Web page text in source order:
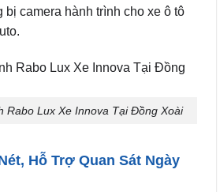
bị camera hành trình cho xe ô tô
Rabo Lux Xe Innova Tại Đồng Xoài
Hỗ Trợ Quan Sát Ngày